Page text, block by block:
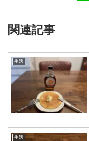
関連記事
生活
生活